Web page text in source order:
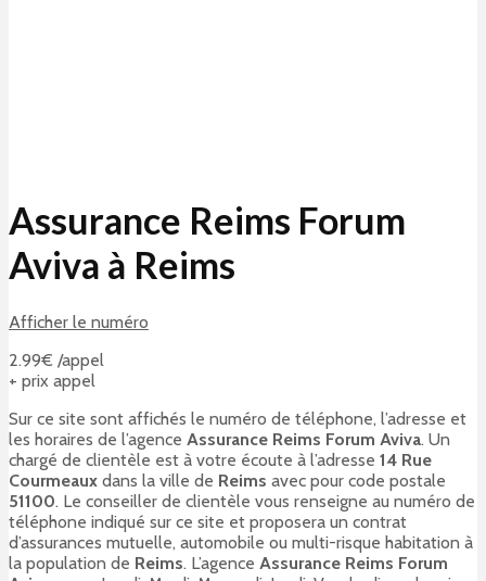
Assurance Reims Forum
Aviva à Reims
Afficher le numéro
2.99€ /appel
+ prix appel
Sur ce site sont affichés le numéro de téléphone, l’adresse et
les horaires de l’agence Assurance Reims Forum Aviva. Un
chargé de clientèle est à votre écoute à l’adresse 14 Rue
Courmeaux dans la ville de Reims avec pour code postale
51100. Le conseiller de clientèle vous renseigne au numéro de
téléphone indiqué sur ce site et proposera un contrat
d’assurances mutuelle, automobile ou multi-risque habitation à
la population de Reims. L’agence Assurance Reims Forum